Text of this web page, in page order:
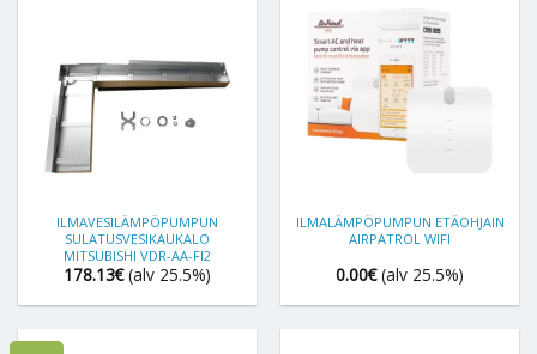
ILMAVESILÄMPÖPUMPUN
SULATUSVESIKAUKALO
MITSUBISHI VDR-AA-FI2
178.13€ (alv 25.5%)
ILMALÄMPÖPUMPUN ETÄOHJAIN
AIRPATROL WIFI
0.00€ (alv 25.5%)